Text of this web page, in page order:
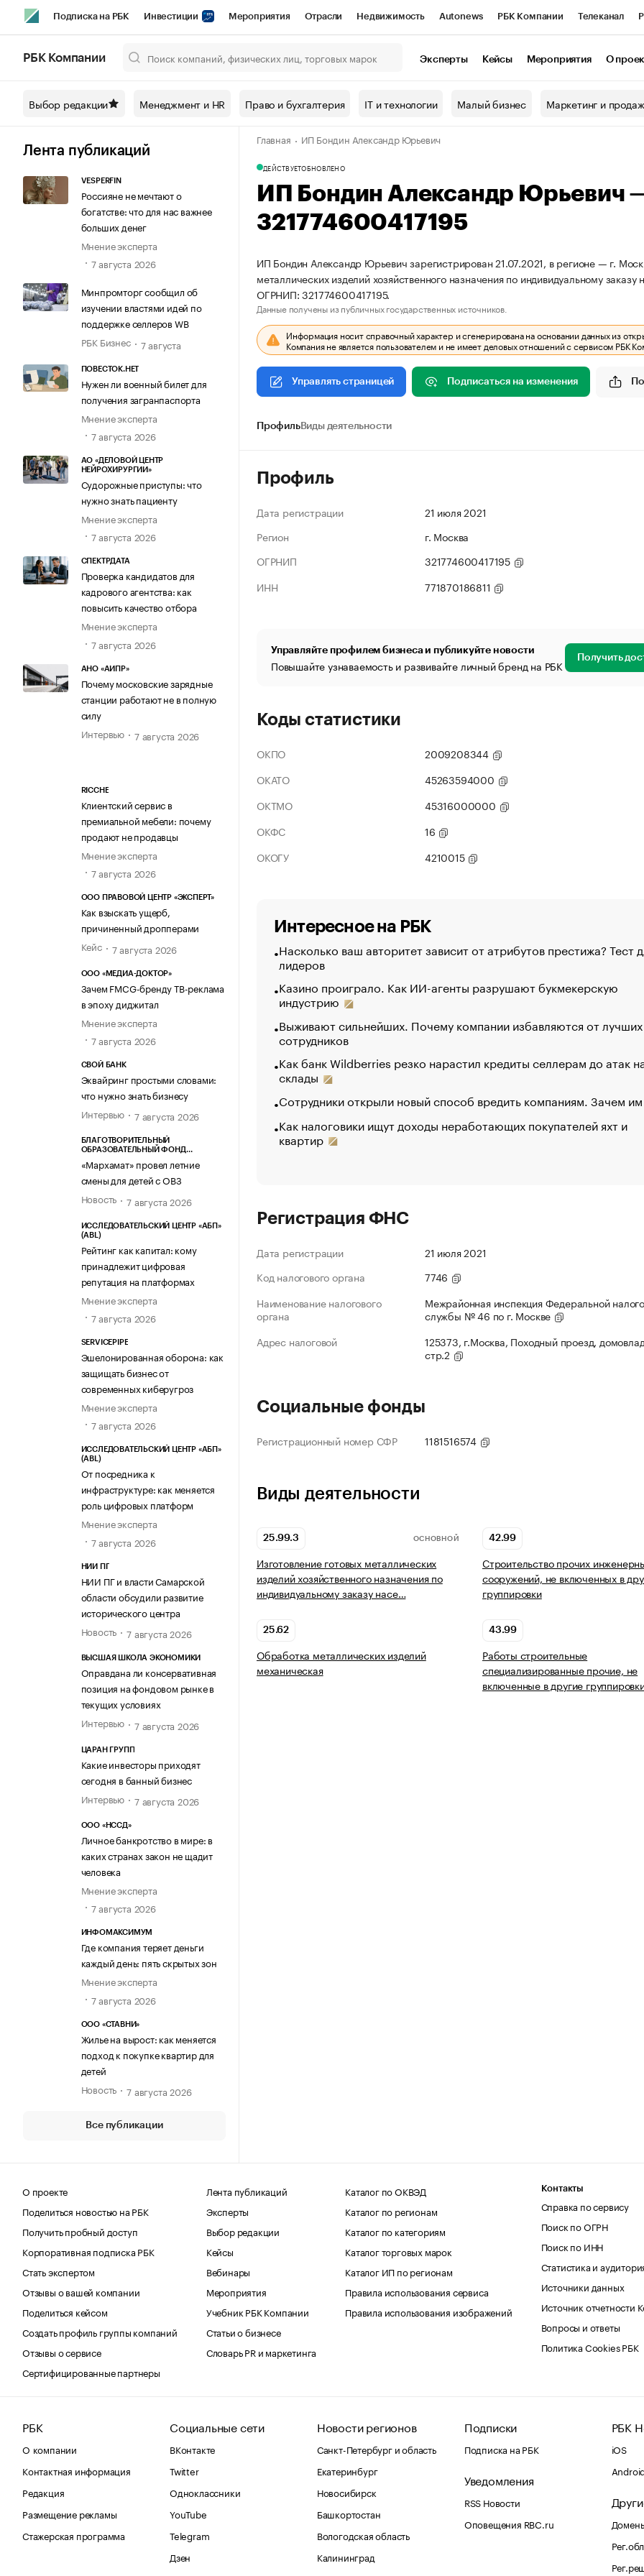
Подписка на РБК Инвестиции Мероприятия Отрасли Недвижимость Autonews РБК Компании Телеканал
Спецпроекты СПб Конференции СПб Спецпроекты Проверка контрагентов
Технологии и медиа Рынок наличной валюты
РБК Компании Эксперты Кейсы Мероприятия О
Выбор редакции Менеджмент и HR Право и бухгалтерия IT и технологии Малый бизнес Маркетинг и
Лента публикаций
VESPERFIN
Россияне не мечтают о
богатстве: что для нас важнее
больших денег
Мнение эксперта
7 августа 2026
Минпромторг сообщил об
изучении властями идей по
поддержке селлеров WB
РБК Бизнес
7 августа
ПОВЕСТОК.НЕТ
Нужен ли военный билет для
получения загранпаспорта
Мнение эксперта
7 августа 2026
АО «ДЕЛОВОЙ ЦЕНТР
НЕЙРОХИРУРГИИ»
Судорожные приступы: что
нужно знать пациенту
Мнение эксперта
7 августа 2026
СПЕКТРДАТА
Проверка кандидатов для
кадрового агентства: как
повысить качество отбора
Мнение эксперта
7 августа 2026
АНО «АИПР»
Почему московские зарядные
станции работают не в полную
силу
Интервью
7 августа 2026
RICCHE
Клиентский сервис в
премиальной мебели: почему
продают не продавцы
Мнение эксперта
7 августа 2026
ООО ПРАВОВОЙ ЦЕНТР «ЭКСПЕРТ»
Как взыскать ущерб,
причиненный дропперами
Кейс
7 августа 2026
ООО «МЕДИА-ДОКТОР»
Зачем FMCG-бренду ТВ-реклама
в эпоху диджитал
Мнение эксперта
7 августа 2026
СВОЙ БАНК
Эквайринг простыми словами:
что нужно знать бизнесу
Интервью
7 августа 2026
БЛАГОТВОРИТЕЛЬНЫЙ
ОБРАЗОВАТЕЛЬНЫЙ ФОНД
«Мархамат» провел летние
смены для детей с ОВЗ
Новость
7 августа 2026
ИССЛЕДОВАТЕЛЬСКИЙ ЦЕНТР «АБП»
(ABL)
Рейтинг как капитал: кому
принадлежит цифровая
репутация на платформах
Мнение эксперта
7 августа 2026
SERVICEPIPE
Эшелонированная оборона: как
защищать бизнес от
современных киберугроз
Мнение эксперта
7 августа 2026
ИССЛЕДОВАТЕЛЬСКИЙ ЦЕНТР «АБП»
(ABL)
От посредника к
инфраструктуре: как меняется
роль цифровых платформ
Мнение эксперта
7 августа 2026
НИИ ПГ
НИИ ПГ и власти Самарской
области обсудили развитие
исторического центра
Новость
7 августа 2026
ВЫСШАЯ ШКОЛА ЭКОНОМИКИ
Оправдана ли консервативная
позиция на фондовом рынке в
текущих условиях
Интервью
7 августа 2026
ЦАРАН ГРУПП
Какие инвесторы приходят
сегодня в банный бизнес
Интервью
7 августа 2026
ООО «НССД»
Личное банкротство в мире: в
каких странах закон не щадит
человека
Мнение эксперта
7 августа 2026
ИНФОМАКСИМУМ
Где компания теряет деньги
каждый день: пять скрытых зон
Мнение эксперта
7 августа 2026
ООО «СТАВНИ»
Жилье на вырост: как меняется
подход к покупке квартир для
детей
Новость
7 августа 2026
Все публикации
Главная ИП Бондин Александр Юрьевич
ДЕЙСТВУЕТОБНОВЛЕНО
ИП Бондин Александр
321774600417195
ИП Бондин Александр Юрьевич зарегистрирован 21.07.2021, в регионе — г.
металлических изделий хозяйственного назначения по индивидуальному
ОГРНИП: 321774600417195.
Данные получены из публичных государственных источников.
Информация носит справочный характер и сгенерирована на основании данных из
Компания не является пользователем и не имеет деловых отношений с сервисом РБК
Управлять страницей Подписаться на изменения
ПрофильВиды деятельности
Профиль
Дата регистрации
21 июля 2021
Регион
г. Москва
ОГРНИП
321774600417195
ИНН
771870186811
Управляйте профилем бизнеса и публикуйте новости
Повышайте узнаваемость и развивайте личный бренд на РБК Получить
Коды статистики
ОКПО
2009208344
ОКАТО
45263594000
ОКТМО
45316000000
ОКФС
16
ОКОГУ
4210015
Интересное на РБК
Насколько ваш авторитет зависит от атрибутов престижа? Тест
лидеров
Казино проиграло. Как ИИ-агенты разрушают букмекерскую
индустрию
Выживают сильнейших. Почему компании избавляются от лучших
сотрудников
Как банк Wildberries резко нарастил кредиты селлерам до атак
склады
Сотрудники открыли новый способ вредить компаниям. Зачем
Как налоговики ищут доходы неработающих покупателей яхт и
квартир
Регистрация ФНС
Дата регистрации
21 июля 2021
Код налогового органа
7746
Наименование налогового
органа
Межрайонная инспекция Федеральной
службы № 46 по г. Москве
Адрес налоговой
125373, г.Москва, Походный проезд,
стр.2
Социальные фонды
Регистрационный номер СФР 1181516574
Виды деятельности
25.99.3 ОСНОВНОЙ
Изготовление готовых металлических
изделий хозяйственного назначения по
индивидуальному заказу насе…
42.99
Строительство прочих
сооружений, не включенных в
группировки
25.62
Обработка металлических изделий
механическая
43.99
Работы строительные
специализированные прочие, не
включенные в другие
О проекте
Поделиться новостью на РБК
Получить пробный доступ
Корпоративная подписка РБК
Стать экспертом
Отзывы о вашей компании
Поделиться кейсом
Создать профиль группы компаний
Отзывы о сервисе
Сертифицированные партнеры
Лента публикаций
Эксперты
Выбор редакции
Кейсы
Вебинары
Мероприятия
Учебник РБК Компании
Статьи о бизнесе
Словарь PR и маркетинга
Каталог по ОКВЭД
Каталог по регионам
Каталог по категориям
Каталог торговых марок
Каталог ИП по регионам
Правила использования сервиса
Правила использования изображений
Контакты
Справка по сервису
Поиск по ОГРН
Поиск по ИНН
Статистика и
Источники данных
Источник отчетности
Вопросы и ответы
Политика Cookies РБК
РБК
О компании
Контактная информация
Редакция
Размещение рекламы
Стажерская программа
Социальные сети
ВКонтакте
Twitter
Одноклассники
YouTube
Telegram
Дзен
Новости регионов
Санкт-Петербург и область
Екатеринбург
Новосибирск
Башкортостан
Вологодская область
Калининград
Подписки
Подписка на РБК
Уведомления
RSS Новости
Оповещения RBC.ru
РБК
iOS